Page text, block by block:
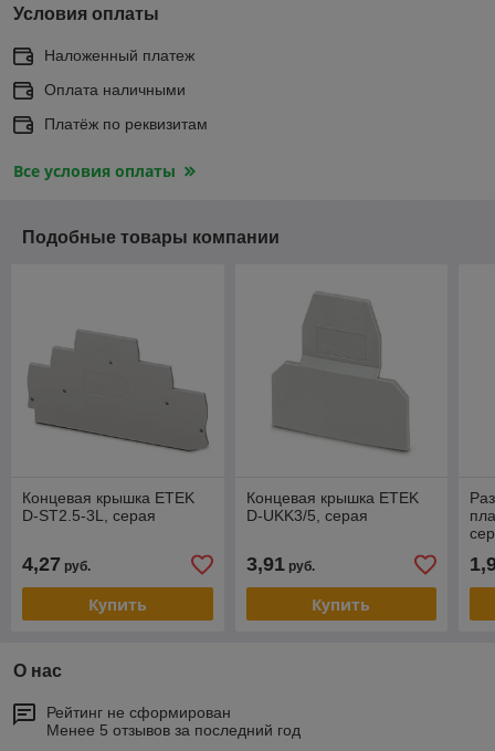
Условия оплаты
Наложенный платеж
Оплата наличными
Платёж по реквизитам
Все условия оплаты
Подобные товары компании
Концевая крышка ETEK
D-ST2.5-3L, серая
4,27 руб.
Купить
Концевая крышка ETEK
D-UKK3/5, серая
3,91руб.
Купить
О нас
Рейтинг не сформирован
Менее 5 отзывов за последний год